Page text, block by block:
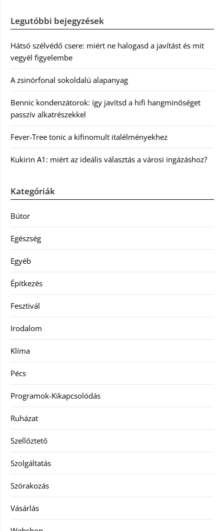
Legutóbbi bejegyzések
Hátsó szélvédő csere: miért ne halogasd a javítást és mit
vegyél figyelembe
A zsinórfonal sokoldalú alapanyag
Bennic kondenzátorok: így javítsd a hifi hangminőséget
passzív alkatrészekkel
Fever-Tree tonic a kifinomult italélményekhez
Kukirin A1: miért az ideális választás a városi ingázáshoz?
Kategóriák
Bútor
Egészség
Egyéb
Építkezés
Fesztivál
Irodalom
Klíma
Pécs
Programok-Kikapcsolódás
Ruházat
Szellőztető
Szolgáltatás
Szórakozás
Vásárlás